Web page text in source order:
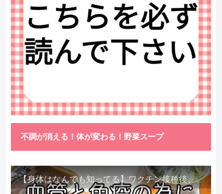
不調が消える！体が変わる！野菜スープ
【身体はなんでも知ってる】ワクチン接種後、異常に食べたくなった野菜が細胞回復に貢献してくれました。